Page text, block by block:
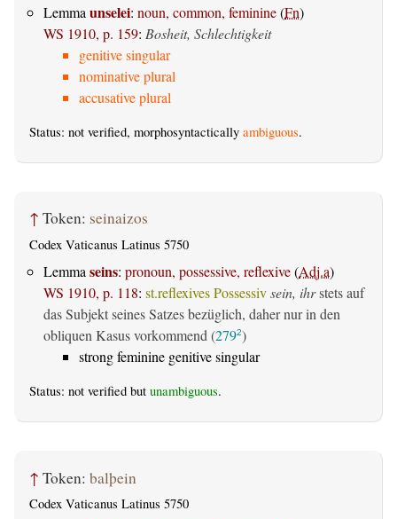
Lemma unselei: noun, common, feminine(Fn)
WS 1910, p. 159: Bosheit, Schlechtigkeit
genitive singular
nominative plural
accusative plural
Status: not verified, morphosyntactically ambiguous.
↑ Token: seinaizos
Codex Vaticanus Latinus 5750
Lemma seins: pronoun, possessive, reflexive(Adj.a)
WS 1910, p. 118: st.reflexives Possessivsein, ihrstets auf
das Subjekt seines Satzes bezüglich, daher nur in den
obliquen Kasus vorkommend (2792)
strong feminine genitive singular
Status: not verified but unambiguous.
↑ Token: balþein
Codex Vaticanus Latinus 5750